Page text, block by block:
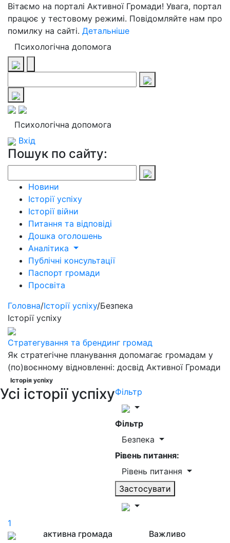
Вітаємо на порталі Активної Громади! Увага, портал
працює у тестовому режимі. Повідомляйте нам про
помилку на сайті. Детальніше
Психологічна допомога
Психологічна допомога
Вхід
Пошук по сайту:
Новини
Історії успіху
Історії війни
Питання та відповіді
Дошка оголошень
Аналітика
Публічні консультації
Паспорт громади
Просвіта
Головна/Історії успіху/Безпека
Історії успіху
Стратегування та брендинг громад
Як стратегічне планування допомагає громадам у
(по)воєнному відновленні: досвід Активної Громади
Історія успіху
Усі історії успіхуФільтр
Фільтр
Безпека
Рівень питання:
Рівень питання
Застосувати
1
активна громада
Важливо